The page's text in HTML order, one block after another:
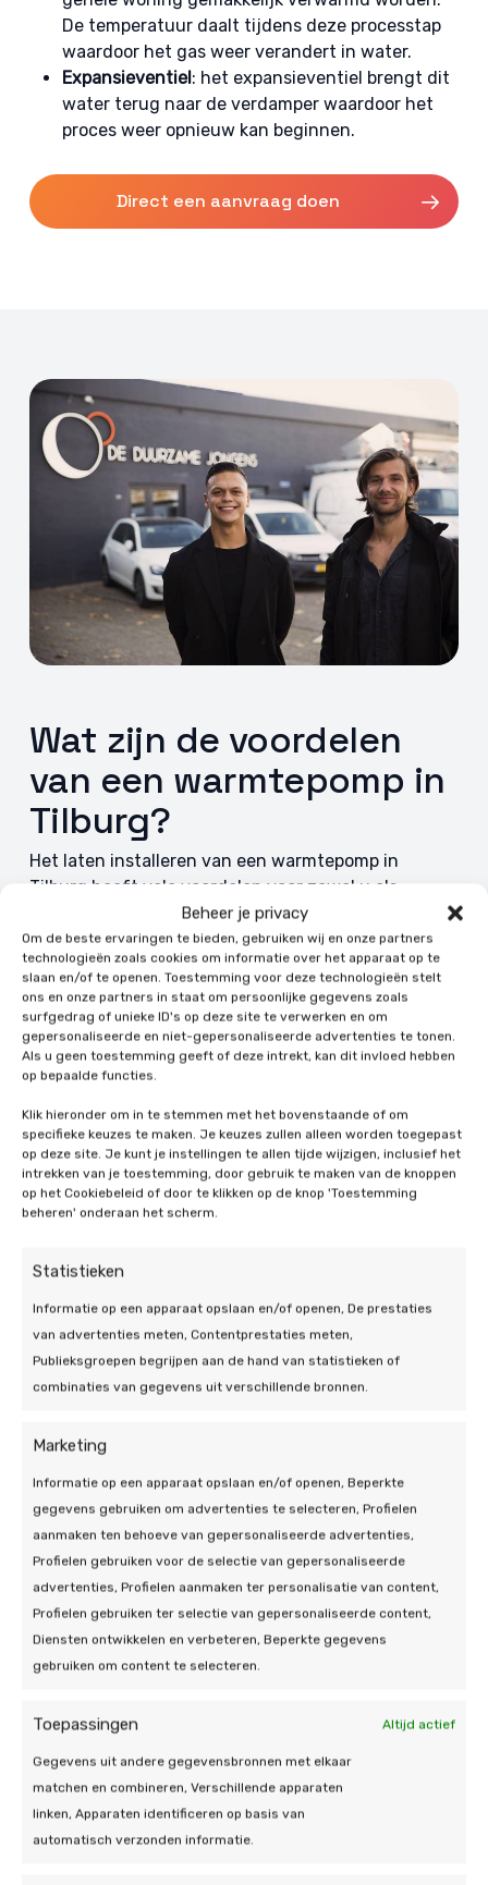
Beheer je privacy
Om de beste ervaringen te bieden, gebruiken wij en onze partners
technologieën zoals cookies om informatie over het apparaat op te
slaan en/of te openen. Toestemming voor deze technologieën stelt
ons en onze partners in staat om persoonlijke gegevens zoals
surfgedrag of unieke ID's op deze site te verwerken en om
gepersonaliseerde en niet-gepersonaliseerde advertenties te tonen.
Als u geen toestemming geeft of deze intrekt, kan dit invloed hebben
op bepaalde functies.
Klik hieronder om in te stemmen met het bovenstaande of om
specifieke keuzes te maken. Je keuzes zullen alleen worden toegepast
op deze site. Je kunt je instellingen te allen tijde wijzigen, inclusief het
intrekken van je toestemming, door gebruik te maken van de knoppen
op het Cookiebeleid of door te klikken op de knop 'Toestemming
beheren' onderaan het scherm.
Statistieken
Informatie op een apparaat opslaan en/of openen, De prestaties
van advertenties meten, Contentprestaties meten,
Publieksgroepen begrijpen aan de hand van statistieken of
combinaties van gegevens uit verschillende bronnen.
Marketing
Informatie op een apparaat opslaan en/of openen, Beperkte
gegevens gebruiken om advertenties te selecteren, Profielen
aanmaken ten behoeve van gepersonaliseerde advertenties,
Profielen gebruiken voor de selectie van gepersonaliseerde
advertenties, Profielen aanmaken ter personalisatie van content,
Profielen gebruiken ter selectie van gepersonaliseerde content,
Diensten ontwikkelen en verbeteren, Beperkte gegevens
gebruiken om content te selecteren.
Toepassingen Altijd actief
Gegevens uit andere gegevensbronnen met elkaar
matchen en combineren, Verschillende apparaten
linken, Apparaten identificeren op basis van
automatisch verzonden informatie.
De temperatuur daalt tijdens deze processtap
waardoor het gas weer verandert in water.
Expansieventiel: het expansieventiel brengt dit
water terug naar de verdamper waardoor het
proces weer opnieuw kan beginnen.
Direct een aanvraag doen
Wat zijn de voordelen
van een warmtepomp in
Tilburg?
Het laten installeren van een warmtepomp in
Tilburg heeft vele voordelen voor zowel u als
huiseigenaar als voor het milieu. We zetten de
voordelen even op een rijtje voor u:
Energie-efficiëntie: warmtepompen zijn zeer
energie-efficiënt omdat ze tot vier keer meer
stroom leveren dan dat ze gebruiken. Daarnaast
gebruikt een warmtepomp weinig tot geen gas
energie opwekt.
Duurzaamheid: de vraag naar duurzaamheid
stijgt waardoor huishoudens min of meer
gedwongen worden om te zoeken naar
zonnepanelen en een thuisbatterij zorgt voor
de meest optimale duurzaamheidsoplossing.
Koelfunctie: met de ingebouwde koelfunctie
kunt u het hele jaar door gebruikmaken van uw
warmtepomp. Hiermee kunt u namelijk zowel
installatie.
Toekomstbestendig
duurzaamheidsoplossingen zoals deze bent u
verzekerd van een groener wordende toekomst.
Warmtepompen en andere verduurzamingen
worden daarnaast steeds meer gewaardeerd.
Subsidievoordelen: het investeren in een
warmtepomp wordt onder andere haalbaar
gemaakt door verschillende
subsidiemogelijkheden. Zo kunt u bijvoorbeeld